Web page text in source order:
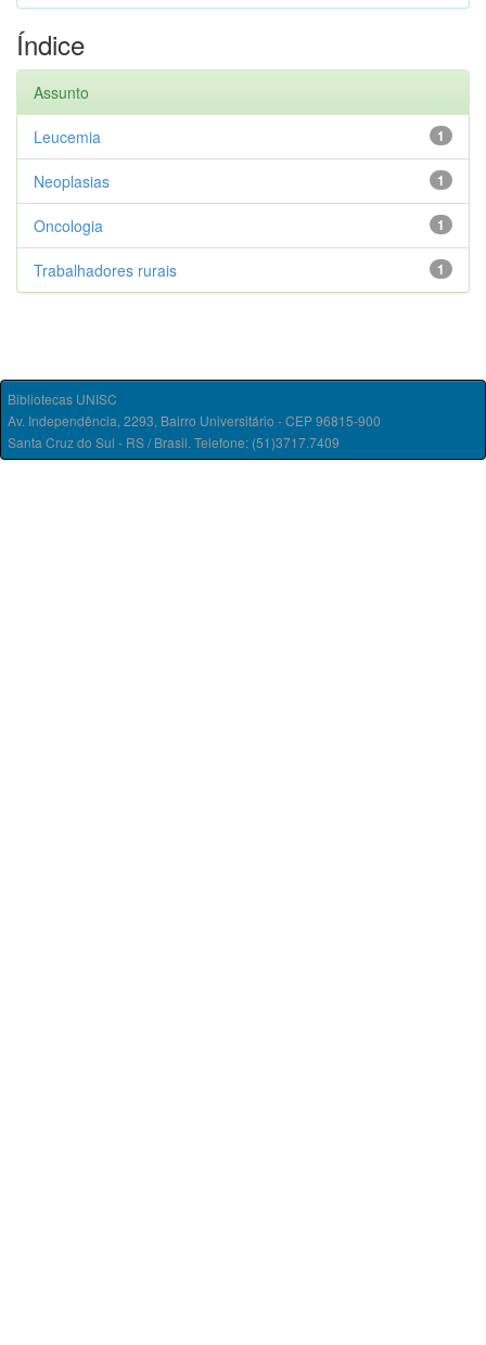
Índice
Assunto
1
Leucemia
1
Neoplasias
1
Oncologia
1
Trabalhadores rurais
Bibliotecas UNISC
Av. Independência, 2293, Bairro Universitário - CEP 96815-900
Santa Cruz do Sul - RS / Brasil. Telefone: (51)3717.7409